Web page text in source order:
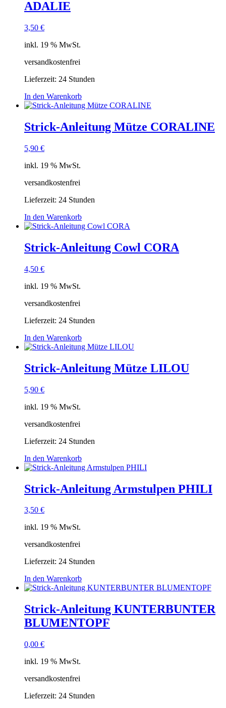
ADALIE
3,50 €
inkl. 19 % MwSt.
versandkostenfrei
Lieferzeit: 24 Stunden
In den Warenkorb
Strick-Anleitung Mütze CORALINE
5,90 €
inkl. 19 % MwSt.
versandkostenfrei
Lieferzeit: 24 Stunden
In den Warenkorb
Strick-Anleitung Cowl CORA
4,50 €
inkl. 19 % MwSt.
versandkostenfrei
Lieferzeit: 24 Stunden
In den Warenkorb
Strick-Anleitung Mütze LILOU
5,90 €
inkl. 19 % MwSt.
versandkostenfrei
Lieferzeit: 24 Stunden
In den Warenkorb
Strick-Anleitung Armstulpen PHILI
3,50 €
inkl. 19 % MwSt.
versandkostenfrei
Lieferzeit: 24 Stunden
In den Warenkorb
Strick-Anleitung KUNTERBUNTER
BLUMENTOPF
0,00 €
inkl. 19 % MwSt.
versandkostenfrei
Lieferzeit: 24 Stunden